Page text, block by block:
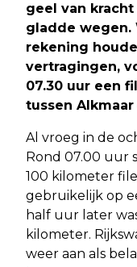
geel van
gladde wegen.
rekening
vertragingen,
07.30 uur een
tussen Alkmaar
Al vroeg in de
Rond 07.00 uur
100 kilometer
gebruikelijk op
half uur later
kilometer.
weer aan als